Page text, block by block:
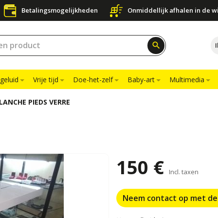
Betalingsmogelijkheden Onmiddellijk afhalen in de
search
Vrije tijd Doe-het-zelf Baby-art Multimedia
PIEDS VERRE
150 € Incl. taxen
Neem contact op met